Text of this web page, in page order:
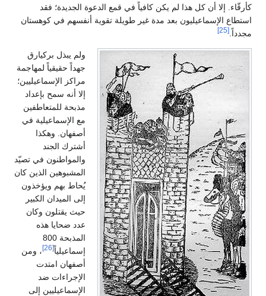
إلا أن كل هذا لم يكن كافياً في قمع الدعوة الجديدة؛ فقد
الإسماعيليون بعد مدة غير طويلة تقوية أنفسهم في كوهستان
ولم يبذل بركيارق
جهداً حقيقياً لمهاجمة
مراكز الإسماعيليين؛
إلا أنه سمح بإعداد
مذبحة للمتعاطفين
مع الإسماعيلية في
أصفهان. وهكذا
أشترك الجند
والمواطنون في تصيّد
المشبوهين الذين كان
يُحاط بهم ويؤخذون
إلى الميدان الكبير
حيث يقتلون وكان
عدد ضحايا هذه
المذبحة 800
إسماعيلياً[26]
، ومن
أصفهان امتدت
الإجراءات ضد
الإسماعيليين إلى